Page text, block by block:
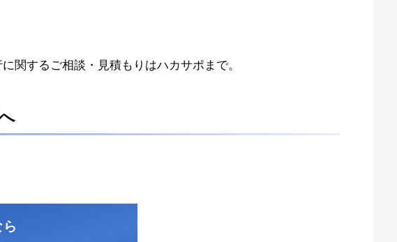
関するご相談・見積もりはハカサポまで。